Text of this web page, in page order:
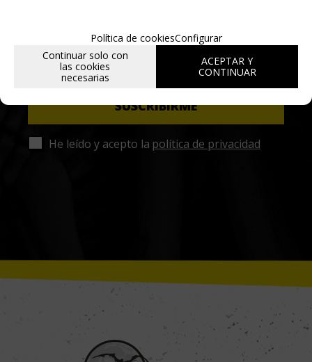
He leído y acepto la política de privacidad
Política de cookiesConfigurar
Continuar solo con
las cookies
necesarias
ACEPTAR Y
CONTINUAR